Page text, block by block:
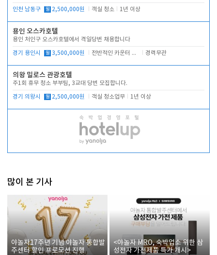
인천 남동구 월 2,500,000원 객실 청소 1년 이상
용인 오스카호텔
용인 처인구 오스카호텔에서 격일당번 채용합니다
경기 용인시 월 3,500,000원 전반적인 카운터 업무 경력무관
의왕 밀로스 관광호텔
주1회 휴무 청소 부부팀, 3교대 당번 모집합니다.
경기 의왕시 월 2,500,000원 객실 청소업무 1년 이상
많이 본 기사
야놀자17주년 기념 야놀자 통합발
주센터 할인 프로모션 진행
<야놀자 MRO, 숙박업소 위한 삼
성전자 가전제품 특가 개시>